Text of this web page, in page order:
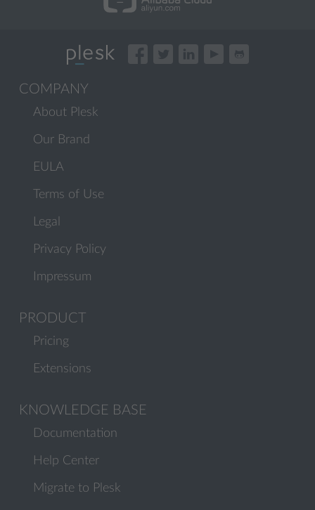
COMPANY
About Plesk
Our Brand
EULA
Terms of Use
Legal
Privacy Policy
Impressum
PRODUCT
Pricing
Extensions
KNOWLEDGE BASE
Documentation
Help Center
Migrate to Plesk